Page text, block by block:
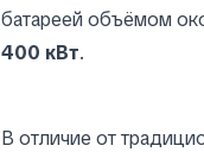
батареей объёмом
400 кВт.
В отличие от